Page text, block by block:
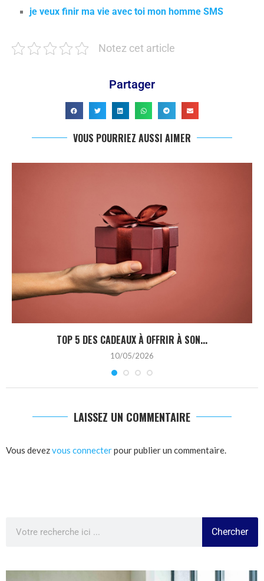
je veux finir ma vie avec toi mon homme SMS
Notez cet article
Partager
VOUS POURRIEZ AUSSI AIMER
TOP 5 DES CADEAUX À OFFRIR À SON...
10/05/2026
LAISSEZ UN COMMENTAIRE
Vous devezvous connecterpour publier un commentaire.
Chercher